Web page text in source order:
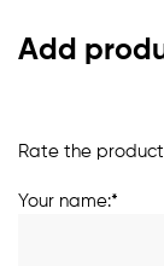
Add
Rate the
Your name:*